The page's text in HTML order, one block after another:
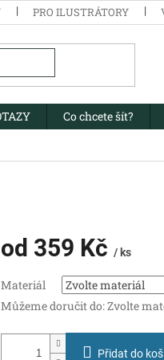
PRO ILUSTRÁTORY
Co chcete šít?
od 359 Kč / ks
cena:
Materiál
Můžeme doručit do:Zvolte
Přidat do